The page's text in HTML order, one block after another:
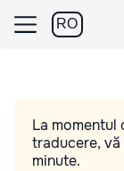
RO
La
traducere,
minute.